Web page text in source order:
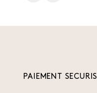
PAIEMENT